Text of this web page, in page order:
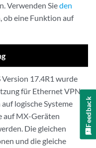
Verwenden Sieden
ob eine Funktion auf
Version 17.4R1 wurde
für Ethernet VPN
logische Systeme
auf MX-Geräten
Die gleichen
und die gleiche
Feedback